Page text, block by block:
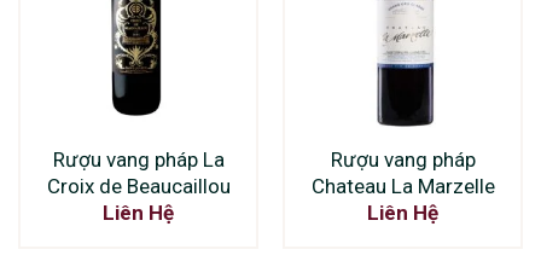
Rượu vang pháp La
Croix de Beaucaillou
Liên Hệ
Rượu vang pháp
Chateau La Marzelle
Liên Hệ